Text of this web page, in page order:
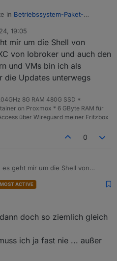
in Betriebssystem-Paket-
für die PVE Shell einen
eingerichtet?
hin oder her. Im LXC für ioB
dem normalen User - ohne
bei Docker aus. Aber davon ist
19:05
mir um die Shell von
von Iobroker und auch den
und VMs bin ich als
die Updates unterwegs
8G RAM 480G SSD *
on Proxmox * 6 GByte RAM für
über Wireguard meiner Fritzbox
0
es geht mir um die Shell von
Containern und VMs bin ich als
für die Updates unterwegs
MOST ACTIVE
doch so ziemlich gleich
ich ja fast nie ... außer